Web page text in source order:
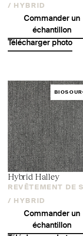
/
HYBRID
Commander un
échantillon
Télécharger photo
Hybrid Halley
REVÊTEMENT DE
/
HYBRID
Commander un
échantillon